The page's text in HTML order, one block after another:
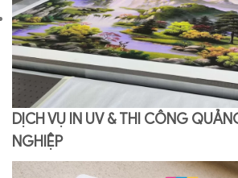
DỊCH VỤ IN UV & THI CÔNG
NGHIỆP